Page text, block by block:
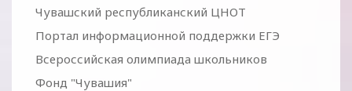
Чувашский республиканский ЦНОТ
Портал информационной поддержки ЕГЭ
Всероссийская олимпиада школьников
Фонд "Чувашия"